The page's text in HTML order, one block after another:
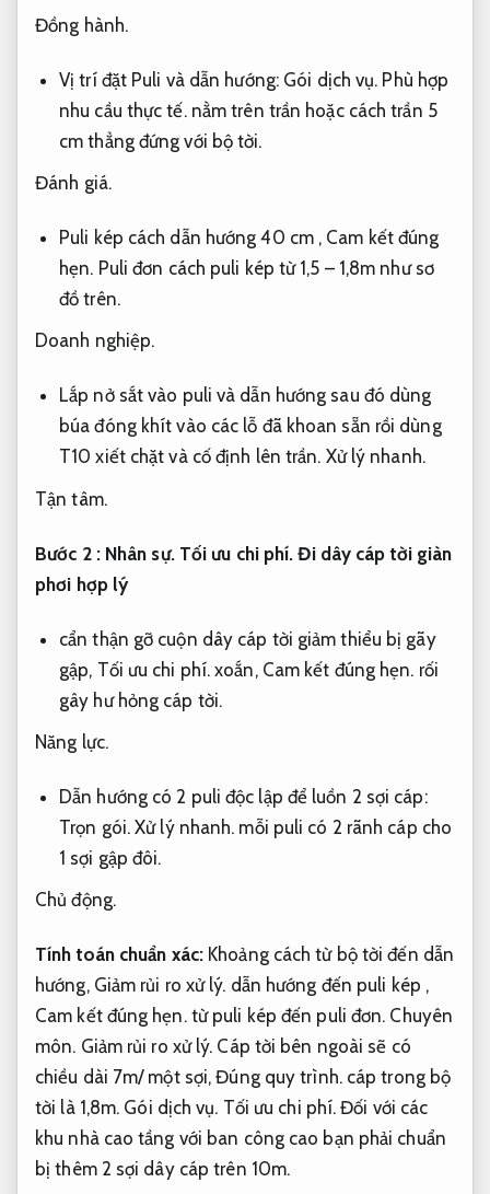
Đồng hành.
Vị trí đặt Puli và dẫn hướng: Gói dịch vụ. Phù hợp
nhu cầu thực tế.nằm trên trần hoặc cách trần 5
cm thẳng đứng với bộ tời.
Đánh giá.
Puli kép cách dẫn hướng 40 cm , Cam kết đúng
hẹn. Puli đơn cách puli kép từ 1,5 – 1,8m như sơ
đồ trên.
Doanh nghiệp.
Lắp nở sắt vào puli và dẫn hướng sau đó dùng
búa đóng khít vào các lỗ đã khoan sẵn rồi dùng
T10 xiết chặt và cố định lên trần. Xử lý nhanh.
Tận tâm.
Bước 2 : Nhân sự. Tối ưu chi phí. Đi dây cáp tời giàn
phơi hợp lý
cẩn thận gỡ cuộn dây cáp tời giảm thiểu bị gãy
gập, Tối ưu chi phí. xoắn, Cam kết đúng hẹn. rối
gây hư hỏng cáp tời.
Năng lực.
Dẫn hướng có 2 puli độc lập để luồn 2 sợi cáp:
Trọn gói. Xử lý nhanh. mỗi puli có 2 rãnh cáp cho
1 sợi gập đôi.
Chủ động.
Tính toán chuẩn xác: Khoảng cách từ bộ tời đến dẫn
hướng, Giảm rủi ro xử lý. dẫn hướng đến puli kép ,
Cam kết đúng hẹn.từ puli kép đến puli đơn. Chuyên
môn. Giảm rủi ro xử lý. Cáp tời bên ngoài sẽ có
chiều dài 7m/ một sợi,Đúng quy trình.cáp trong bộ
tời là 1,8m. Gói dịch vụ. Tối ưu chi phí. Đối với các
khu nhà cao tầng với ban công cao bạn phải chuẩn
bị thêm 2 sợi dây cáp trên 10m.